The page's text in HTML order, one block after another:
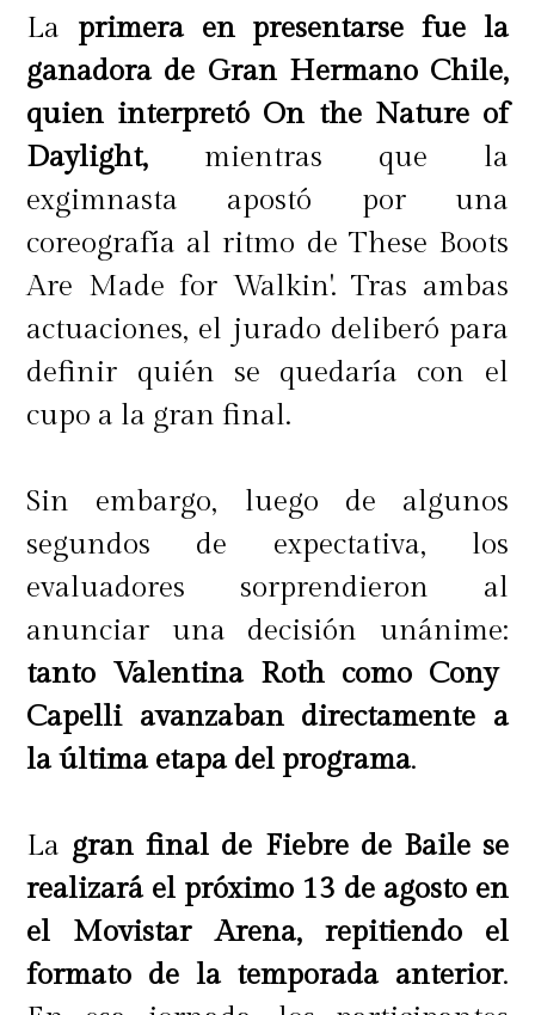
La primera en presentarse fue la
ganadora de Gran Hermano Chile,
quien interpretó On the Nature of
Daylight, mientras que la
exgimnasta apostó por una
coreografía al ritmo de These Boots
Are Made for Walkin'. Tras ambas
actuaciones, el jurado deliberó para
definir quién se quedaría con el
cupo a la gran final.
Sin embargo, luego de algunos
segundos de expectativa, los
evaluadores sorprendieron al
anunciar una decisión unánime:
tanto Valentina Roth como Cony
Capelli avanzaban directamente a
la última etapa del programa.
La gran final de Fiebre de Baile se
realizará el próximo 13 de agosto en
el Movistar Arena, repitiendo el
formato de la temporada anterior.